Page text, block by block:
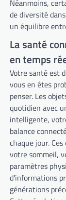
Néanmoins,
de diversité
un équilibre
La santé
en temps
Votre santé est
vous en êtes
penser. Les
quotidien avec
intelligente,
balance
chaque jour.
votre sommeil,
paramètres
d'informations
générations